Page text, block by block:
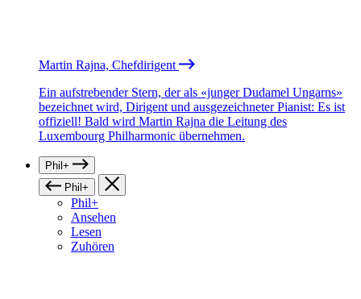
Martin Rajna, Chefdirigent
Ein aufstrebender Stern, der als «junger Dudamel Ungarns»
bezeichnet wird, Dirigent und ausgezeichneter Pianist: Es ist
offiziell! Bald wird Martin Rajna die Leitung des
Luxembourg Philharmonic übernehmen.
Phil+
Phil+
Phil+
Ansehen
Lesen
Zuhören